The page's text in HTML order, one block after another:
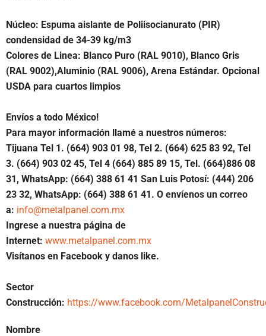
Núcleo: Espuma aislante de Poliisocianurato (PIR)
condensidad de 34-39 kg/m3
Colores de Linea: Blanco Puro (RAL 9010), Blanco Gris
(RAL 9002),Aluminio (RAL 9006), Arena Estándar. Opcional
USDA para cuartos limpios
Envíos a todo México!
Para mayor información llamé a nuestros números:
Tijuana Tel 1. (664) 903 01 98, Tel 2. (664) 625 83 92, Tel
3. (664) 903 02 45, Tel 4 (664) 885 89 15, Tel. (664)886 08
31, WhatsApp: (664) 388 61 41 San Luis Potosí: (444) 206
23 32, WhatsApp: (664) 388 61 41. O envíenos un correo
a: info@metalpanel.com.mx
Ingrese a nuestra página de
Internet: www.metalpanel.com.mx
Visítanos en Facebook y danos like.
Sector
Construcción: https://www.facebook.com/
Nombre